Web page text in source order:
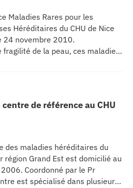
Maladies Rares pour les
Héréditaires du CHU de Nice
24 novembre 2010.
fragilité de la peau, ces maladies
de référence au CHU
des maladies héréditaires du
région Grand Est est domicilié au
Coordonné par le Pr
est spécialisé dans plusieurs